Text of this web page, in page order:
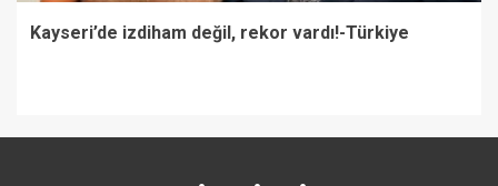
Kayseri’de izdiham değil, rekor vardı!-Türkiye